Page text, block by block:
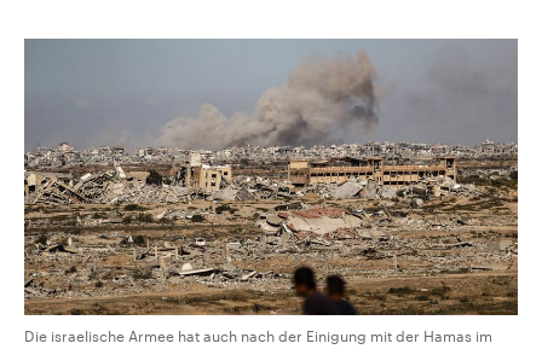
Die israelische Armee hat auch nach der Einigung mit der Hamas im